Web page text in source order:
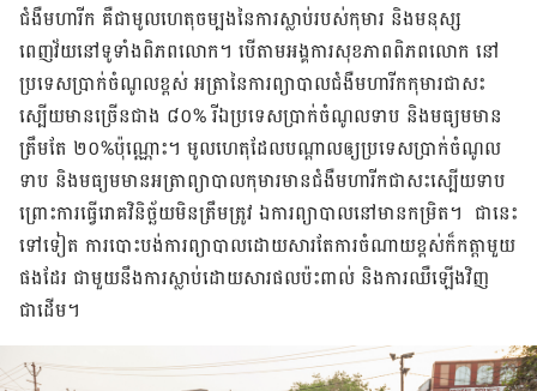
ជំងឺមហារីក គឺជាមូលហេតុចម្បងនៃការស្លាប់របស់កុមារ​ និងមនុស្ស
ពេញវ័យនៅទូទាំងពិភពលោក។ បើ​តាម​អង្គការ​សុខភាពពិភព​លោក នៅ
ប្រទេសប្រាក់ចំណូលខ្ពស់ អត្រានៃការព្យា​បាលជំងឺមហារីកកុមារជាសះ
ស្បើយ​មានច្រើនជាង ៨០% រីឯប្រទេសប្រាក់ចំណូលទាប និងមធ្យមមាន
ត្រឹមតែ ២០%ប៉ុណ្ណោះ។ មូលហេតុដែលបណ្តាលឲ្យប្រទេសប្រាក់ចំណូល
ទាប និងមធ្យមមានអត្រាព្យាបាល​កុមារមានជំងឺមហារីកជាសះស្បើយ​ទាប
ព្រោះការធ្វើរោគវិនិច័្ឆយមិនត្រឹមត្រូវ ឯការព្យាបាលនៅមាន​កម្រិត​។ ជានេះ
ទៅទៀត​ ការបោះបង់ការព្យាបាលដោយសារតែការចំណាយខ្ពស់​ក៏​កត្តាមួយ
ផងដែរ ជាមួយ​នឹង​ការស្លាប់ដោយសារផលប៉ះពាល់ និងការឈឺឡើងវិញ
ជាដើម​។